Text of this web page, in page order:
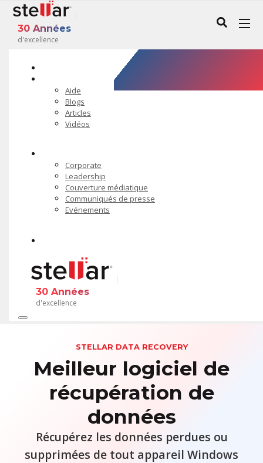
30 Années
d'excellence
Aide
Blogs
Articles
Vidéos
Corporate
Leadership
Couverture médiatique
Communiqués de presse
Evénements
30 Années
d'excellence
STELLAR DATA RECOVERY
Meilleur logiciel de
récupération de
données
Récupérez les données perdues ou
supprimées de tout appareil Windows